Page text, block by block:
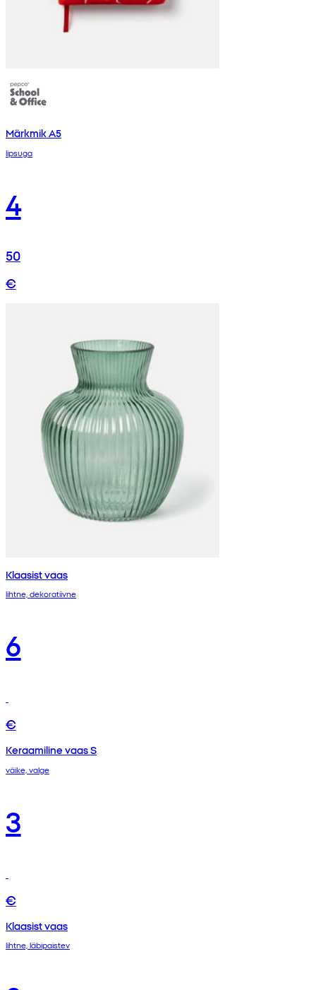
Märkmik A5
lipsuga
4
50
€
Klaasist vaas
lihtne, dekoratiivne
6
€
Keraamiline vaas S
väike, valge
3
€
Klaasist vaas
lihtne, läbipaistev